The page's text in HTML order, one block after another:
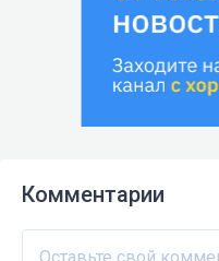
Комментарии